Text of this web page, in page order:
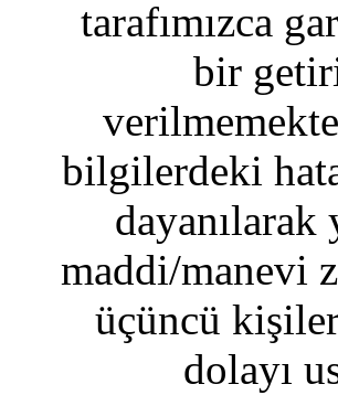
tarafımızca
bir
bilgilerdeki
maddi/manevi
üçüncü
dolayı